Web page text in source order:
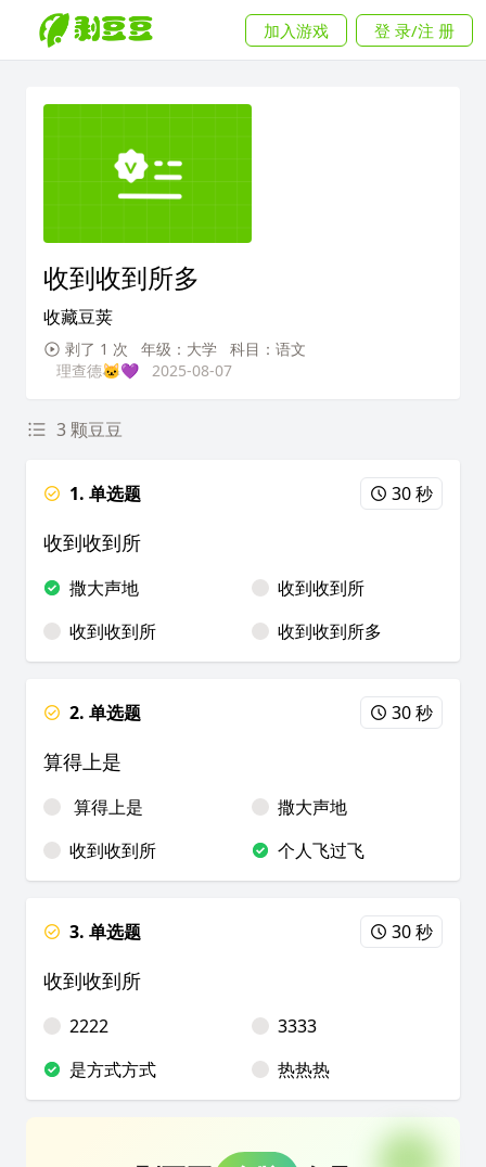
加入游戏 登 录/注 册
收到收到所多
收藏豆荚
剥了 1 次 年级：大学
科目：语文
理查德🐱💜
2025-08-07
3 颗豆豆
1. 单选题 30 秒
收到收到所
撒大声地
收到收到所
收到收到所
收到收到所多
2. 单选题 30 秒
算得上是
算得上是
撒大声地
收到收到所
个人飞过飞
3. 单选题 30 秒
收到收到所
2222
3333
是方式方式
热热热